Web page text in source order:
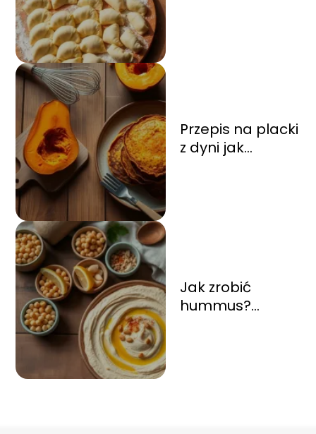
Przepis na placki
z dyni jak
Jak zrobić
hummus?